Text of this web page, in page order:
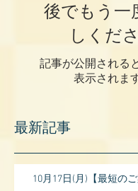
後でもう一
しくだ
記事が公開される
表示されます
最新記事
10月17日(月)【最短のご